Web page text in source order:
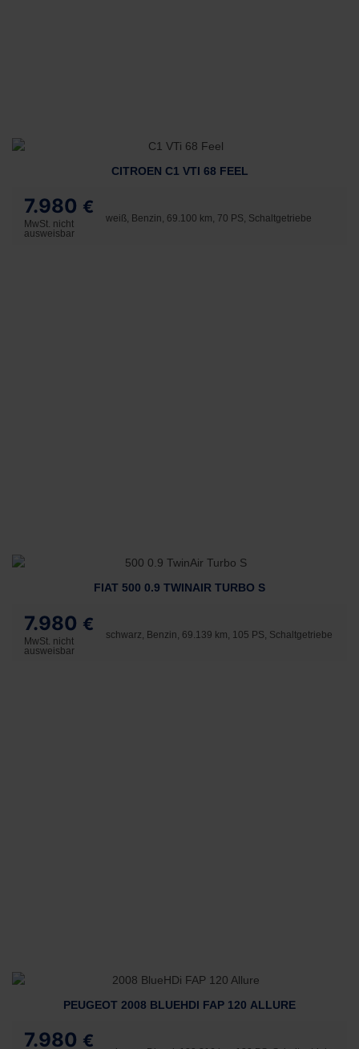
CITROEN C1 VTI 68 FEEL
7.980 €
MwSt. nicht
ausweisbar
weiß, Benzin, 69.100 km, 70 PS, Schaltgetriebe
FIAT 500 0.9 TWINAIR TURBO S
7.980 €
MwSt. nicht
ausweisbar
schwarz, Benzin, 69.139 km, 105 PS, Schaltgetriebe
PEUGEOT 2008 BLUEHDI FAP 120 ALLURE
7.980 €